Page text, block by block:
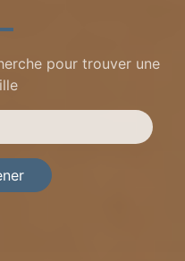
pour trouver une